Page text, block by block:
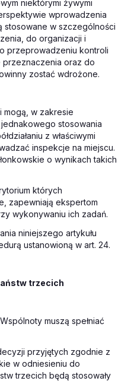
niektórymi żywymi
wprowadzenia
stosowane w szczególności
do organizacji i
przeprowadzeniu kontroli
przeznaczenia oraz do
zostać wdrożone.
mogą, w zakresie
stosowania
z właściwymi
inspekcje na miejscu.
o wynikach takich
których
zapewniają ekspertom
wykonywaniu ich zadań.
niniejszego artykułu
ustanowioną w art. 24.
trzecich
muszą spełniać
przyjętych zgodnie z
w odniesieniu do
trzecich będą stosowały